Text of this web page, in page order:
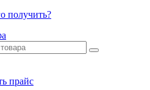
получить?
прайс